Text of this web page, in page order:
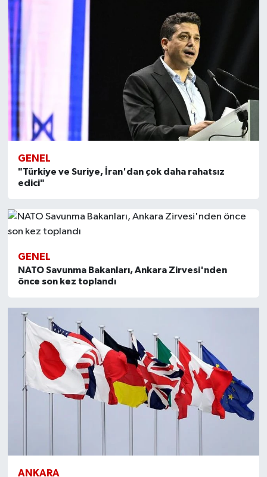
GENEL
"Türkiye ve Suriye, İran'dan çok daha rahatsız
edici"
GENEL
NATO Savunma Bakanları, Ankara Zirvesi'nden
önce son kez toplandı
ANKARA